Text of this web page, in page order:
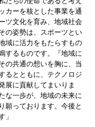
カーを核とした事業を通
ツ文化を育み、地域社会
の姿勢は、スポーツとい
域に活力をもたらすもの
するものです。『地域に
の共通の想いを胸に、当
るとともに、テクノロジ
展に貢献してまいりま
な一歩が、地域の未来に
願っております。今後と
」